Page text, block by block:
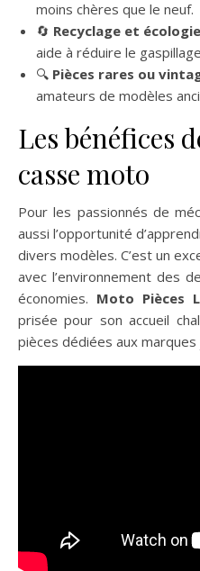
moins chères que le neuf.
🔄 Recyclage et
aide à réduire le
🔍 Pièces rares ou
amateurs de modèles
Les bénéfices
casse moto
Pour les passionnés de
aussi l’opportunité
divers modèles. C’est un
avec l’environnement des
économies. Moto Pièces
prisée pour son accueil
pièces dédiées aux marques